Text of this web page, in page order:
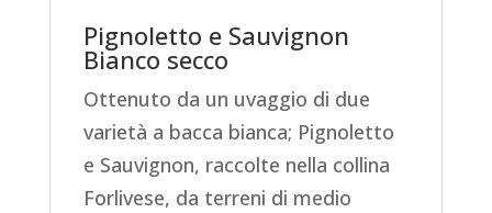
Pignoletto e Sauvignon
Bianco secco
Ottenuto da un uvaggio di due
varietà a bacca bianca; Pignoletto
e Sauvignon, raccolte nella collina
Forlivese, da terreni di medio